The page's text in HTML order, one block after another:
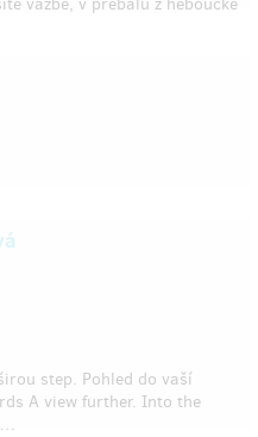
step. Pohled do vaší
A view further. Into the